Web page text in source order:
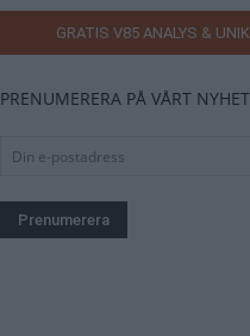
GRATIS V85 ANALYS &
PRENUMERERA PÅ VÅRT